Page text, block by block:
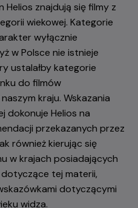
Helios znajdują się filmy z
wiekowej. Kategorie
wyłącznie
w Polsce nie istnieje
ustalałby kategorie
do filmów
kraju. Wskazania
dokonuje Helios na
przekazanych przez
również kierując się
w krajach posiadających
tej materii,
dotyczącymi
widza.